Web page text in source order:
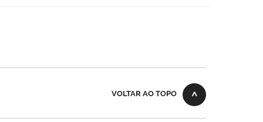
VOLTAR AO TOPO